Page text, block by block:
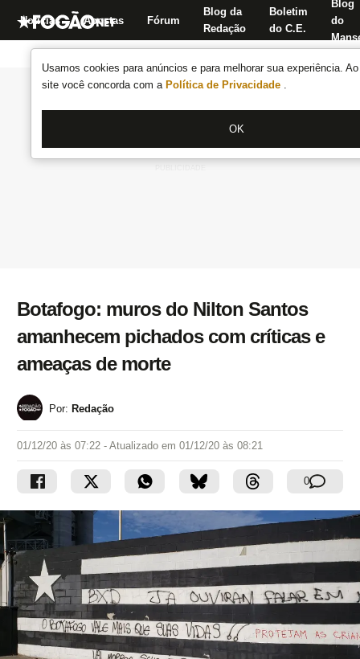
Usamos cookies para anúncios e para melhorar sua experiência.
site você concorda com a Política de Privacidade .
OK
Notícias Apostas Fórum
Blog da
Redação
Boletim
do C.E.
Blog
do
Botafogo: muros do Nilton Santos
amanhecem pichados com críticas e
ameaças de morte
Por: Redação
01/12/20 às 07:22 - Atualizado em 01/12/20 às 08:21
0